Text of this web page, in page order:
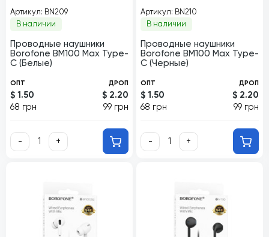
Артикул: BN209
В наличии
Проводные наушники
Borofone BM100 Max Type-
C (Белые)
ОПТ
$ 1.50
68 грн
ДРОП
$ 2.20
99 грн
- +
Артикул: BN210
В наличии
Проводные наушники
Borofone BM100 Max Type-
C (Черные)
ОПТ
$ 1.50
68 грн
ДРОП
$ 2.20
99 грн
- +